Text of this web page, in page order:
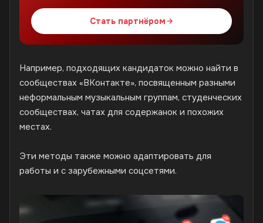
Стать партнёром
Например, подходящих кандидаток можно найти в
сообществах «ВКонтакте», посвященным разными
неформальным музыкальным группам, студенческих
сообществах, чатах для содержанок и похожих
местах.
Эти методы также можно адаптировать для
работы и с зарубежными соцсетями.